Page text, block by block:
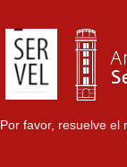
Por favor, resuelve el